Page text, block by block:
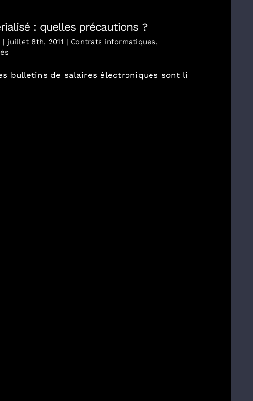
: quelles précautions ?
| juillet 8th, 2011 | Contrats informatiques,
bulletins de salaires électroniques sont li